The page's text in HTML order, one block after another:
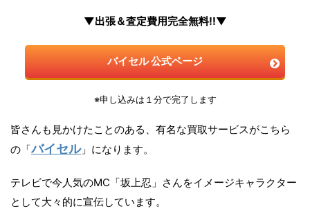
▼出張＆査定費用完全無料!!▼
バイセル 公式ページ
※申し込みは１分で完了します
皆さんも見かけたことのある、有名な買取サービスがこちら
の「バイセル」になります。
テレビで今人気のMC「坂上忍」さんをイメージキャラクター
として大々的に宣伝しています。